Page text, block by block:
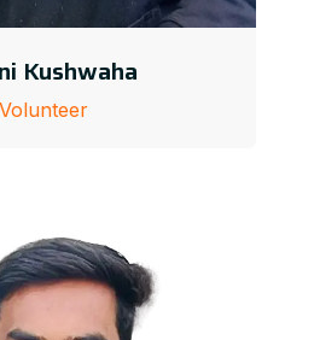
Kushwaha
Volunteer